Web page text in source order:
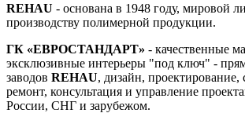
REHAU - основана в 1948 году, мировой
производству полимерной продукции.
ГК «ЕВРОСТАНДАРТ» - качественные
эксклюзивные интерьеры "под ключ" -
заводов REHAU, дизайн, проектирование,
ремонт, консультация и управление
России, СНГ и зарубежом.